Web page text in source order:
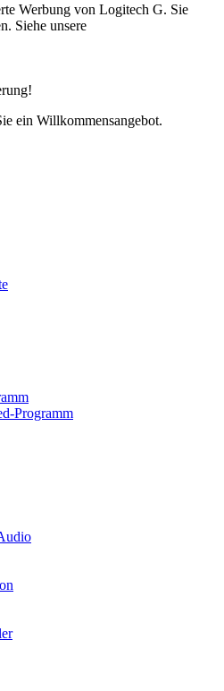
Werbung von Logitech G. Sie
Siehe unsere
ein Willkommensangebot.
Programm